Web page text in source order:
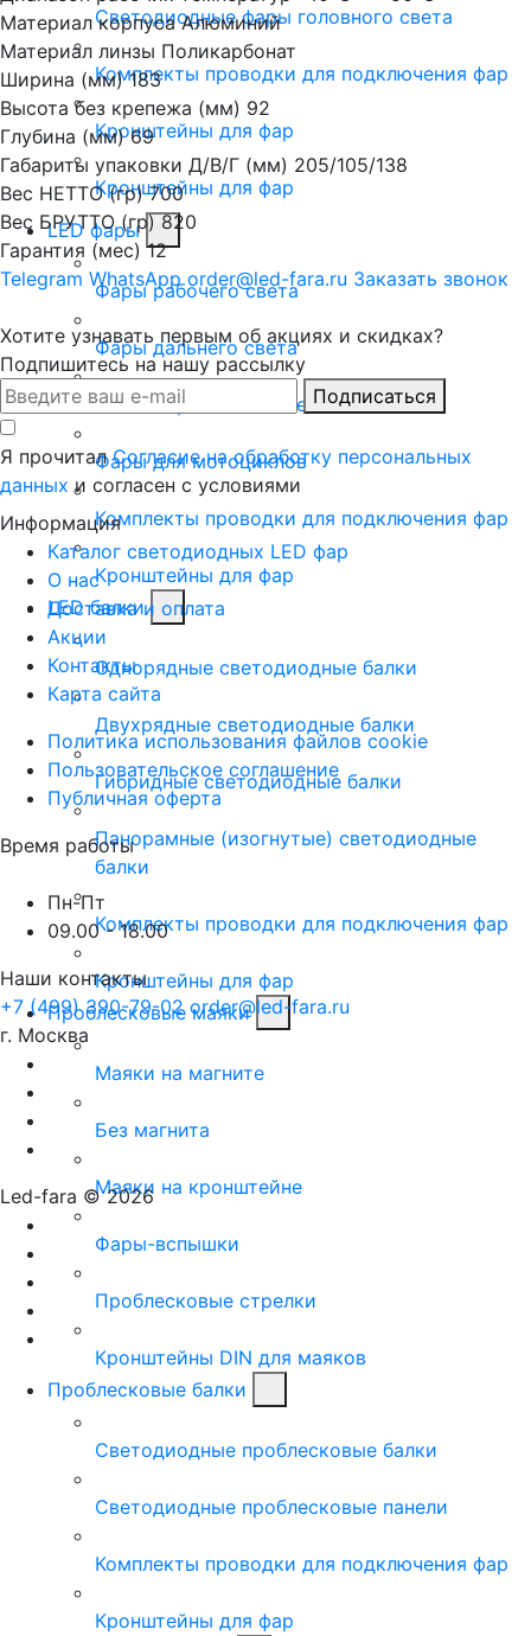
Светодиодные фары головного света
Комплекты проводки для подключения фар
Кронштейны для фар
Кронштейны для фар
LED фары
Фары рабочего света
Фары дальнего света
Комбинированный свет
Фары для мотоциклов
Комплекты проводки для подключения фар
Кронштейны для фар
LED балки
Однорядные светодиодные балки
Двухрядные светодиодные балки
Гибридные светодиодные балки
Панорамные (изогнутые) светодиодные
балки
Комплекты проводки для подключения фар
Кронштейны для фар
Проблесковые маяки
Маяки на магните
Без магнита
Маяки на кронштейне
Фары-вспышки
Проблесковые стрелки
Кронштейны DIN для маяков
Проблесковые балки
Светодиодные проблесковые балки
Светодиодные проблесковые панели
Комплекты проводки для подключения фар
Кронштейны для фар
Материал корпуса Алюминий
Материал линзы Поликарбонат
Ширина (мм) 183
Высота без крепежа (мм) 92
Глубина (мм) 69
Габариты упаковки Д/В/Г (мм) 205/105/138
Вес НЕТТО (гр) 700
Вес БРУТТО (гр) 820
Гарантия (мес) 12
Telegram WhatsApp order@led-fara.ru Заказать звонок
Хотите узнавать первым об акциях и скидках?
Подпишитесь на нашу рассылку
Подписаться
Я прочиталСогласие на обработку персональных
данных и согласен с условиями
Информация
Каталог светодиодных LED фар
О нас
Доставка и оплата
Акции
Контакты
Карта сайта
Политика использования файлов cookie
Пользовательское соглашение
Публичная оферта
Время работы
Пн-Пт
09.00 - 18.00
Наши контакты
+7 (499) 390-79-02 order@led-fara.ru
г. Москва
Led-fara © 2026